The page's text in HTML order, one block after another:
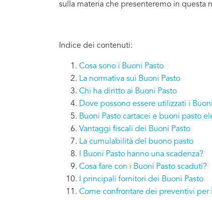
sulla materia che presenteremo in questa
Indice dei contenuti:
Cosa sono i Buoni Pasto
La normativa sui Buoni Pasto
Chi ha diritto ai Buoni Pasto
Dove possono essere utilizzati i
Buoni Pasto cartacei e buoni pasto
Vantaggi fiscali dei Buoni Pasto
La cumulabilità del buono pasto
I Buoni Pasto hanno una scadenza?
Cosa fare con i Buoni Pasto scaduti?
I principali fornitori dei Buoni Pasto
Come confrontare dei preventivi per